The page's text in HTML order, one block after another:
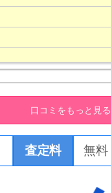
口コミをもっと見る
査定料 無料